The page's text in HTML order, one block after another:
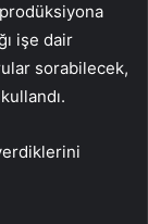
işe dair
sorabilecek,